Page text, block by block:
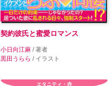
契約彼氏と蜜愛ロマンス
小日向江麻 / 著者
黒田うらら / イラスト
エタニティ・赤